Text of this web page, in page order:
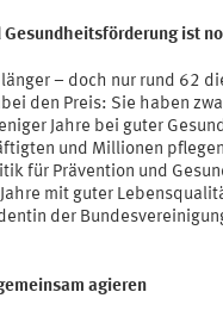
ist
– doch nur rund 62
den Preis: Sie haben
Jahre bei guter
und Millionen
für Prävention und
mit guter
der
agieren